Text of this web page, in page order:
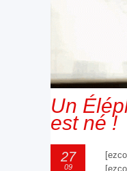
Un
est né !
27
09